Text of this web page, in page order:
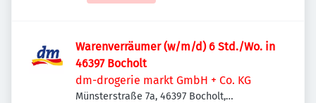
Warenverräumer (w/m/d) 6 Std./Wo. in
46397 Bocholt
dm-drogerie markt GmbH + Co. KG
Münsterstraße 7a, 46397 Bocholt,